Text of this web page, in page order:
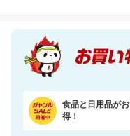
食品と日用品がお
得！